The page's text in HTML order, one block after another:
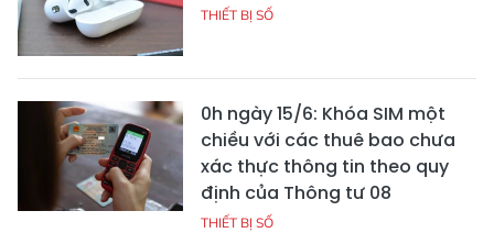
THIẾT BỊ SỐ
0h ngày 15/6: Khóa SIM một
chiều với các thuê bao chưa
xác thực thông tin theo quy
định của Thông tư 08
THIẾT BỊ SỐ